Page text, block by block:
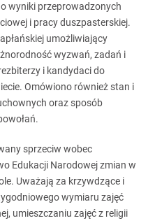
wyniki przeprowadzonych
i pracy duszpasterskiej.
umożliwiający
wyzwań, zadań i
i kandydaci do
Omówiono również stan i
oraz sposób
sprzeciw wobec
Edukacji Narodowej zmian w
Uważają za krzywdzące i
wymiaru zajęć
umieszczaniu zajęć z religii